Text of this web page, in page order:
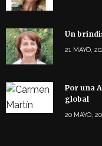
Un
21 MAYO,
Por una
global
20 MAYO,